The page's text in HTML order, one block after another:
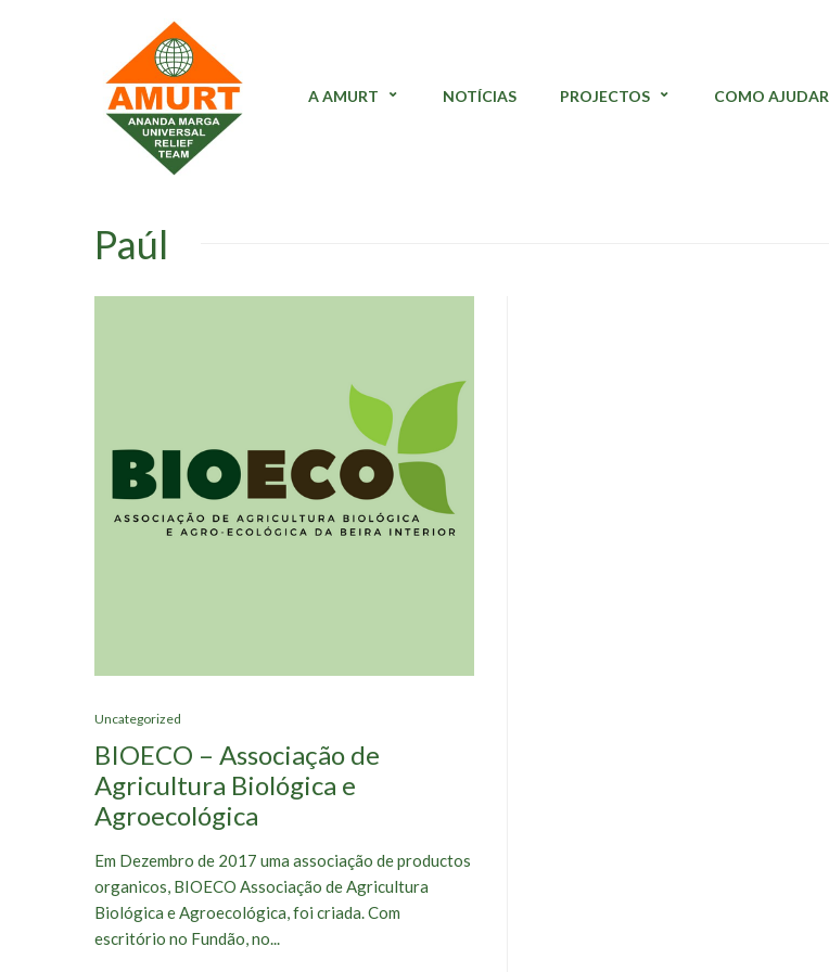
A AMURT NOTÍCIAS PROJECTOS COMO AJUDAR
Paúl
Uncategorized
BIOECO – Associação de
Agricultura Biológica e
Agroecológica
Em Dezembro de 2017 uma associação de productos
organicos, BIOECO Associação de Agricultura
Biológica e Agroecológica, foi criada. Com
escritório no Fundão, no...